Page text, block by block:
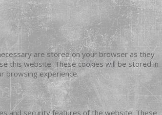
are stored on your browser as they
this website. These cookies will be stored in
browsing experience.
and security features of the website. These